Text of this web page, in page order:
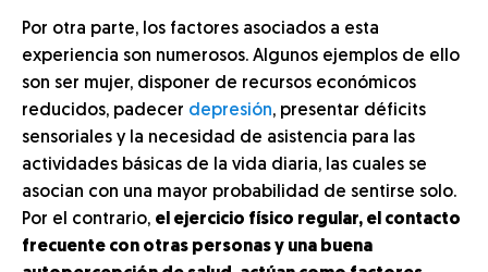
Por otra parte, los factores asociados a esta
experiencia son numerosos. Algunos ejemplos de ello
son ser mujer, disponer de recursos económicos
reducidos, padecer depresión, presentar déficits
sensoriales y la necesidad de asistencia para las
actividades básicas de la vida diaria, las cuales se
asocian con una mayor probabilidad de sentirse solo.
Por el contrario, el ejercicio físico regular, el contacto
frecuente con otras personas y una buena